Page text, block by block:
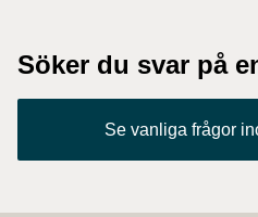
Söker du svar på
Se vanliga frågor